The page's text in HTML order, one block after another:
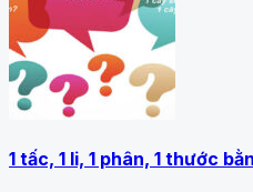
1 tấc, 1 li, 1 phân, 1 thước